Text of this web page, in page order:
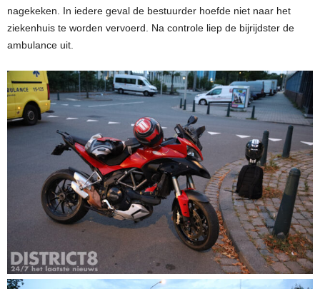
nagekeken. In iedere geval de bestuurder hoefde niet naar het
ziekenhuis te worden vervoerd. Na controle liep de bijrijdster de
ambulance uit.